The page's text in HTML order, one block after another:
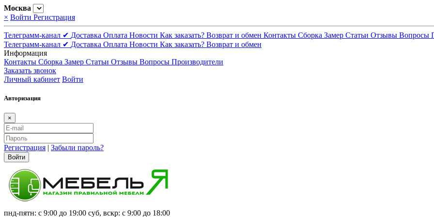
Москва
× Войти Регистрация
Телеграмм-канал ✔ Доставка Оплата Новости Как заказать? Возврат и обмен Контакты Сборка Замер Статьи Отзывы Вопросы
Телеграмм-канал ✔ Доставка Оплата Новости Как заказать? Возврат и обмен
Информация
Контакты Сборка Замер Статьи Отзывы Вопросы Производители
Заказать звонок
Личный кабинет Войти
Авторизация
×
Регистрация | Забыли пароль?
Войти
пнд-пятн: с 9:00 до 19:00 суб, вскр: с 9:00 до 18:00